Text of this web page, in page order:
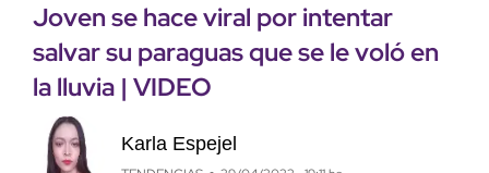
Joven se hace viral por intentar
salvar su paraguas que se le voló en
la lluvia | VIDEO
Karla Espejel